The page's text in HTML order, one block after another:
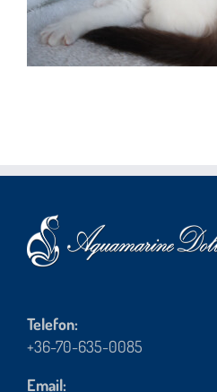
Telefon:
+36-70-635-0085
Email: